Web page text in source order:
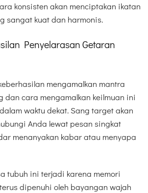
konsisten akan menciptakan ikatan
sangat kuat dan harmonis.
Penyelarasan Getaran
mengamalkan mantra
dan cara mengamalkan keilmuan ini
waktu dekat. Sang target akan
Anda lewat pesan singkat
menanyakan kabar atau menyapa
tubuh ini terjadi karena memori
dipenuhi oleh bayangan wajah